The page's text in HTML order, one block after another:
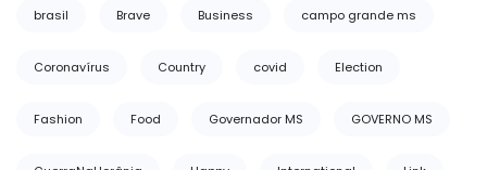
brasil Brave Business campo grande ms
Coronavírus Country covid Election
Fashion Food Governador MS GOVERNO MS